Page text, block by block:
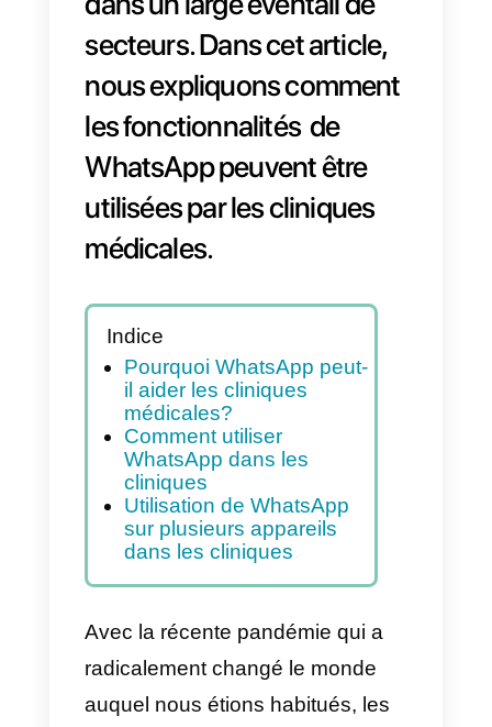
distanciation sociale,
WhatsApp change la
dont nous communiquons
dans un large éventail de
secteurs. Dans cet article,
les fonctionnalités de
WhatsApp peuvent être
utilisées par les cliniques
médicales.
Indice
Pourquoi WhatsApp peut-
il aider les cliniques
médicales?
Comment utiliser